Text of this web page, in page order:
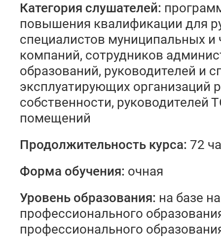
Категория слушателей:
повышения квалификации для
специалистов муниципальных
компаний, сотрудников
образований, руководителей и
эксплуатирующих организаций
собственности,
помещений
Продолжительность курса: 72
Форма обучения: очная
Уровень образования: на базе
профессионального
профессионального